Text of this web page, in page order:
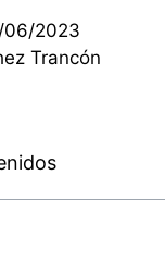
06/2023
Trancón